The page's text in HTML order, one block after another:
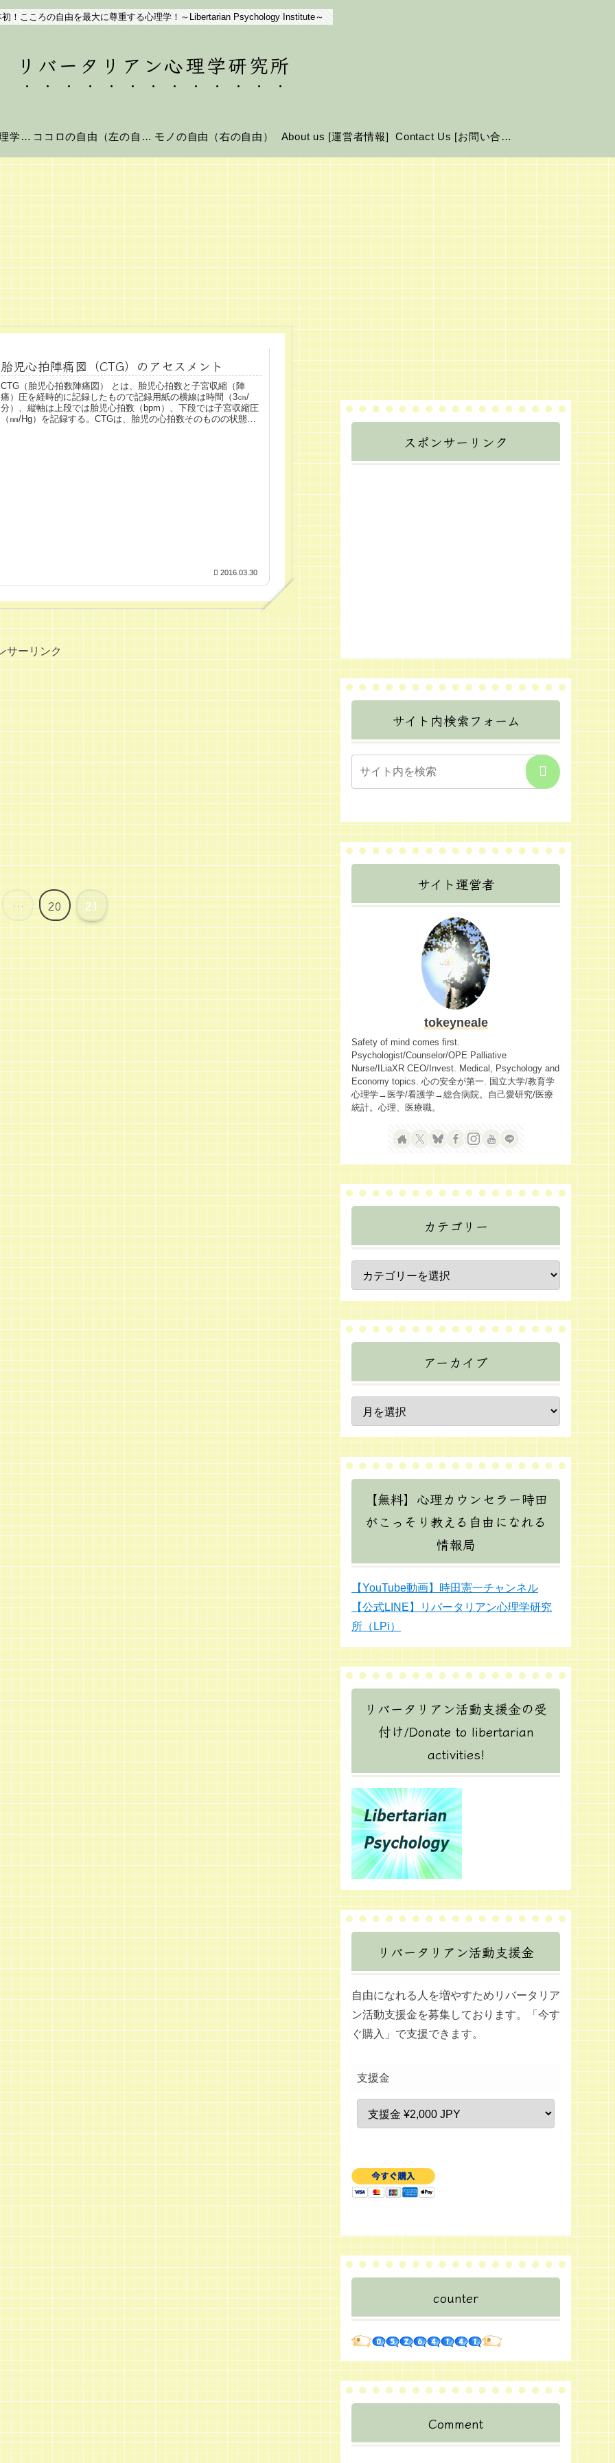
！こころの自由を最大に尊重する心理学！～Libertarian Psychology Institute～
リバータリアン心理学研究所
リバータリアン心理学とは？ ココロの自由（左の自由） モノの自由（右の自由） About us [運営者情報] Contact Us [お問い合わせ]
胎児心拍陣痛図（CTG）のアセスメント
CTG（胎児心拍数陣痛図） とは、胎児心拍数と子宮収縮（陣
痛）圧を経時的に記録したもので記録用紙の横線は時間（3㎝/
分）、縦軸は上段では胎児心拍数（bpm）、下段では子宮収縮圧
（㎜/Hg）を記録する。CTGは、胎児の心拍数そのものの状態と
2016.03.30
サーリンク
… 20 21
スポンサーリンク
サイト内検索フォーム
サイト運営者
tokeyneale
Safety of mind comes first.
Psychologist/Counselor/OPE Palliative
Nurse/ILiaXR CEO/Invest. Medical, Psychology and
Economy topics. 心の安全が第一. 国立大学/教育学
心理学→医学/看護学→総合病院。自己愛研究/医療
統計。心理、医療職。
カテゴリー
アーカイブ
【無料】心理カウンセラー時田
がこっそり教える自由になれる
情報局
【YouTube動画】時田憲一チャンネル
【公式LINE】リバータリアン心理学研究
所（LPi）
リバータリアン活動支援金の受
付け/Donate to libertarian
activities!
リバータリアン活動支援金
自由になれる人を増やすためリバータリア
ン活動支援金を募集しております。「今す
ぐ購入」で支援できます。
支援金
counter
Comment